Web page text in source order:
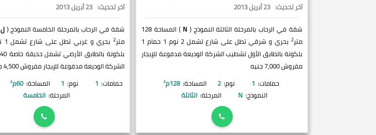
آخر تحديث: 23 أبريل 2013
شقة في الرحاب بالمرحلة الثالثة النموذج (N
) المساحة 128
متر2
بحري و شرقي تطل على شارع تشمل 2 نوم 1 حمام 1
بلكونة بالطابق الأول تشطيب الشركة الوديعة مدفوعة للإيجار
مفروش 7,000 جنيه
حمامات: 1 نوم: 2 المساحة: 128م²
النموذج: N المرحلة: الثالثة
آخر تحديث: 23 أبريل 2013
شقة في الرحاب بالمرحلة الخامسة النموذج ( ل
متر2
بلكونة بالطابق الأرضي تشمل حديقة خاصة 40 متر
الشركة الوديعة مدفوعة للإيجار مفروش 4,500 جنيه
حمامات: 1 نوم: 1 المساحة: 60م²
المرحلة: الخامسة